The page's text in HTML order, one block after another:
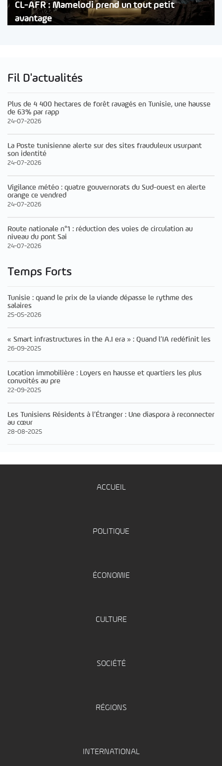
CL-AFR : Mamelodi prend un tout petit
avantage
Fil D'actualités
Plus de 4 400 hectares de forêt ravagés en Tunisie, une hausse
de 63% par rapp
24-07-2026
La Poste tunisienne alerte sur des sites frauduleux usurpant
son identité
24-07-2026
Vigilance météo : quatre gouvernorats du Sud-ouest en alerte
orange ce vendred
24-07-2026
Route nationale n°1 : réduction des voies de circulation au
niveau du pont Sai
24-07-2026
Temps Forts
Tunisie : quand le prix de la viande dépasse le rythme des
salaires
25-05-2026
« Smart infrastructures in the A.I era » : Quand l’IA redéfinit les
26-09-2025
Location immobilière : Loyers en hausse et quartiers les plus
convoités au pre
22-09-2025
Les Tunisiens Résidents à l’Étranger : Une diaspora à reconnecter
au cœur
28-08-2025
ACCUEIL
POLITIQUE
ÉCONOMIE
CULTURE
SOCIÉTÉ
RÉGIONS
INTERNATIONAL